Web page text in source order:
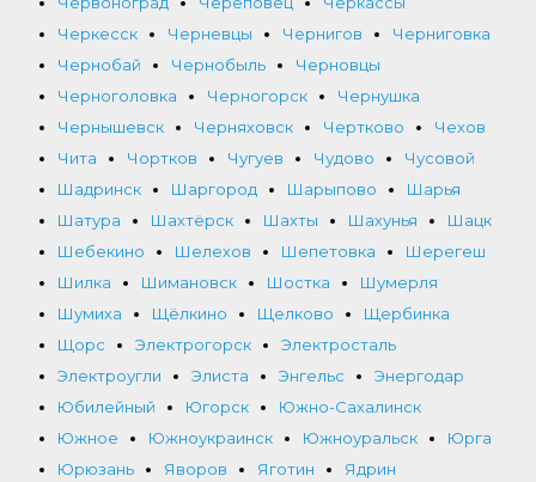
Черкесск
Черневцы Чернигов
Черниговка
Чернобай
Чернобыль
Черновцы
Черноголовка
Черногорск
Чернушка
Чернышевск
Черняховск Чертково
Чехов
Чита
Чортков Чугуев Чудово
Чусовой
Шадринск
Шаргород Шарыпово
Шарья
Шатура
Шахтёрск Шахты Шахунья
Шацк
Шебекино
Шелехов Шепетовка
Шерегеш
Шилка
Шимановск Шостка
Шумерля
Шумиха
Щёлкино Щелково
Щербинка
Щорс
Электрогорск
Электросталь
Электроугли
Элиста Энгельс
Энергодар
Юбилейный
Югорск
Южно-Сахалинск
Южное
Южноукраинск Южноуральск
Юрга
Юрюзань
Яворов Яготин
Ядрин